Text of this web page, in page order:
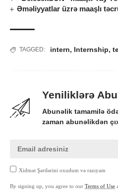
Əməliyyatlar üzrə maaşlı
TAGGED: intern, Internship,
Yeniliklərə
Abunəlik tamamilə
zaman abunəlikdən
Xidmət Şərtlərini oxudum və razıyam
By signing up, you agree to our Terms of Use